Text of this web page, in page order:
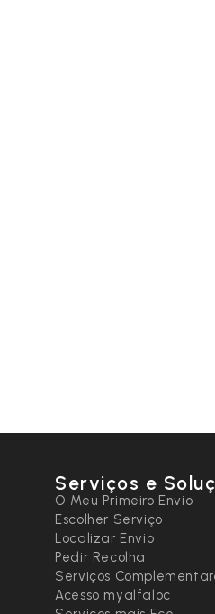
Serviços e
O Meu Primeiro Envio
Escolher Serviço
Localizar Envio
Pedir Recolha
Serviços
Acesso myalfaloc